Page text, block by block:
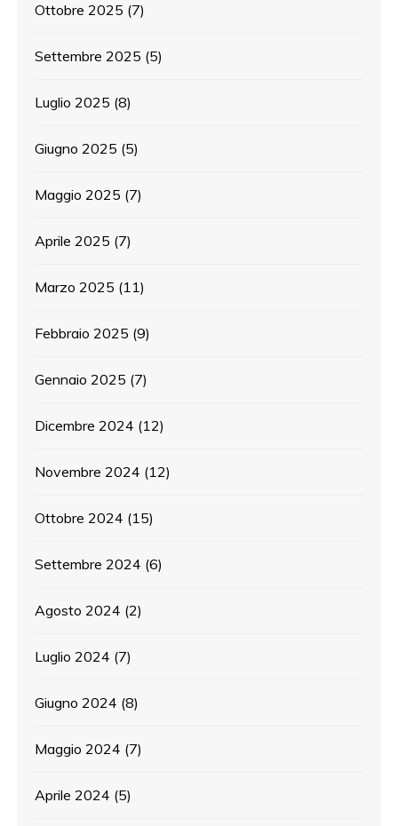
Ottobre 2025 (7)
Settembre 2025 (5)
Luglio 2025 (8)
Giugno 2025 (5)
Maggio 2025 (7)
Aprile 2025 (7)
Marzo 2025 (11)
Febbraio 2025 (9)
Gennaio 2025 (7)
Dicembre 2024 (12)
Novembre 2024 (12)
Ottobre 2024 (15)
Settembre 2024 (6)
Agosto 2024 (2)
Luglio 2024 (7)
Giugno 2024 (8)
Maggio 2024 (7)
Aprile 2024 (5)